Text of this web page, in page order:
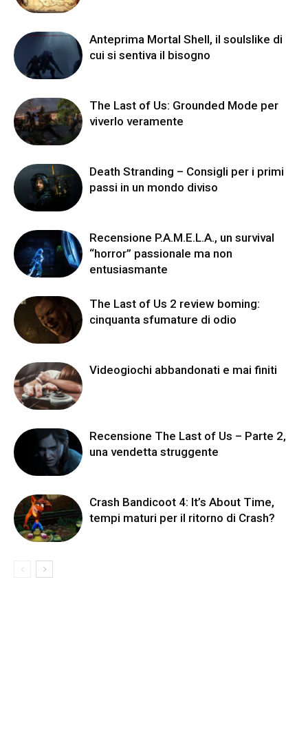
Anteprima Mortal Shell, il soulslike di
cui si sentiva il bisogno
The Last of Us: Grounded Mode per
viverlo veramente
Death Stranding – Consigli per i primi
passi in un mondo diviso
Recensione P.A.M.E.L.A., un survival
“horror” passionale ma non
entusiasmante
The Last of Us 2 review boming:
cinquanta sfumature di odio
Videogiochi abbandonati e mai finiti
Recensione The Last of Us – Parte 2,
una vendetta struggente
Crash Bandicoot 4: It’s About Time,
tempi maturi per il ritorno di Crash?